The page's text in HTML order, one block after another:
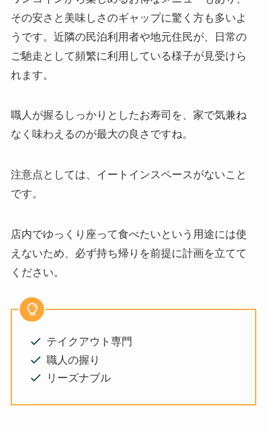
その安さと美味しさのギャップに驚く方も多いよ
うです。近隣の民泊利用者や地元住民が、日常の
ご馳走として頻繁に利用している様子が見受けら
れます。
職人が握るしっかりとしたお寿司を、家で気兼ね
なく味わえるのが最大の良さですね。
注意点としては、イートインスペースがないこと
です。
店内でゆっくり座って食べたいという用途には使
えないため、必ず持ち帰りを前提に計画を立てて
ください。
テイクアウト専門
職人の握り
リーズナブル